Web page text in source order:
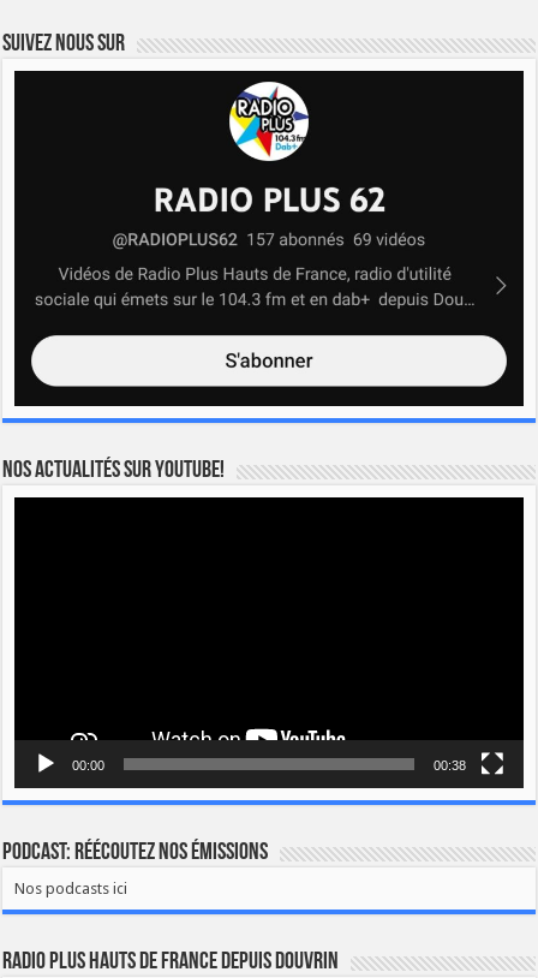
Suivez nous sur
Nos actualités sur YOUTUBE!
00:00 00:38
Podcast: Réécoutez nos émissions
Nos podcasts ici
Radio Plus Hauts de France depuis Douvrin